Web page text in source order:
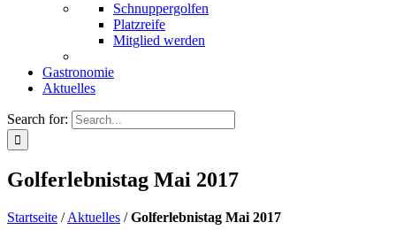
Schnuppergolfen
Platzreife
Mitglied werden
Gastronomie
Aktuelles
Search for:
Golferlebnistag Mai 2017
Startseite /Aktuelles /Golferlebnistag Mai 2017